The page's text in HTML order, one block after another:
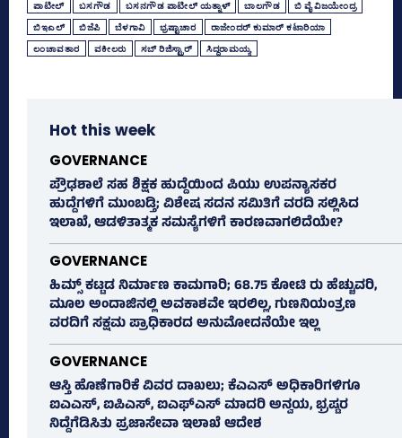
ಪಾಟೀಲ್‌ ಬಸಗೌಡ ಬಸನಗೌಡ ಪಾಟೀಲ್‌ ಯತ್ನಾಳ್‌ ಬಾಲಗೌಡ ಬಿ ವೈ ವಿಜಯೇಂದ್ರ
ಬಿಇಎಲ್‌ ಬಿಜೆಪಿ ಬೆಳಗಾವಿ ಭ್ರಷ್ಟಾಚಾರ ರಾಜೇಂದರ್‍‌ ಕುಮಾರ್‍‌ ಕಟಾರಿಯಾ
ಲಂಚಾವತಾರ ವಕೀಲರು ಸಬ್‌ ರಿಜಿಸ್ಟ್ರಾರ್‌ ಸಿದ್ದರಾಮಯ್ಯ
Hot this week
GOVERNANCE
ಪ್ರೌಢಶಾಲೆ ಸಹ ಶಿಕ್ಷಕ ಹುದ್ದೆಯಿಂದ ಪಿಯು ಉಪನ್ಯಾಸಕರ
ಹುದ್ದೆಗಳಿಗೆ ಮುಂಬಡ್ತಿ; ವಿಶೇಷ ಸದನ ಸಮಿತಿಗೆ ವರದಿ ಸಲ್ಲಿಸಿದ
ಇಲಾಖೆ, ಆಡಳಿತಾತ್ಮಕ ಸಮಸ್ಯೆಗಳಿಗೆ ಕಾರಣವಾಗಲಿದೆಯೇ?
GOVERNANCE
ಹಿಮ್ಸ್‌ ಕಟ್ಟಡ ನಿರ್ಮಾಣ ಕಾಮಗಾರಿ; 68.75 ಕೋಟಿ ರು ಹೆಚ್ಚುವರಿ,
ಮೂಲ ಅಂದಾಜಿನಲ್ಲಿ ಅವಕಾಶವೇ ಇರಲಿಲ್ಲ, ಗುಣನಿಯಂತ್ರಣ
ವರದಿಗೆ ಸಕ್ಷಮ ಪ್ರಾಧಿಕಾರದ ಅನುಮೋದನೆಯೇ ಇಲ್ಲ
GOVERNANCE
ಆಸ್ತಿ ಹೊಣೆಗಾರಿಕೆ ವಿವರ ದಾಖಲು; ಕೆಎಎಸ್ ಅಧಿಕಾರಿಗಳಿಗೂ
ಐಎಎಸ್‌, ಐಪಿಎಸ್‌, ಐಎಫ್‌ಎಸ್‌ ಮಾದರಿ ಅನ್ವಯ, ಭ್ರಷ್ಟರ
ನಿದ್ದೆಗೆಡಿಸಿತು ಪ್ರಜಾಸೇವಾ ಇಲಾಖೆ ಆದೇಶ